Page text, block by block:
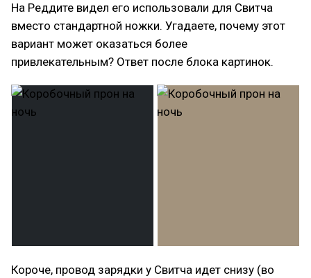
На Реддите видел его использовали для Свитча
вместо стандартной ножки. Угадаете, почему этот
вариант может оказаться более
привлекательным? Ответ после блока картинок.
Короче, провод зарядки у Свитча идет снизу (во